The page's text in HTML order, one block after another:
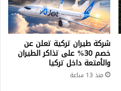
شركة طيران تركية تعلن عن
خصم 30% على تذاكر الطيران
والأمتعة داخل تركيا
منذ 13 ساعة